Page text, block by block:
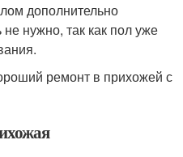
дополнительно
нужно, так как пол уже
ремонт в прихожей с